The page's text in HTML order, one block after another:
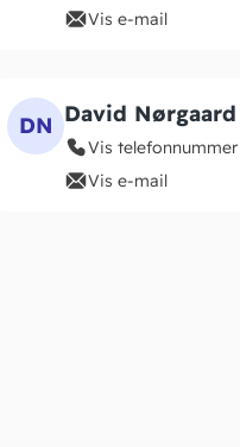
Vis e-mail
DN David Nørgaard
Vis telefonnummer
Vis e-mail